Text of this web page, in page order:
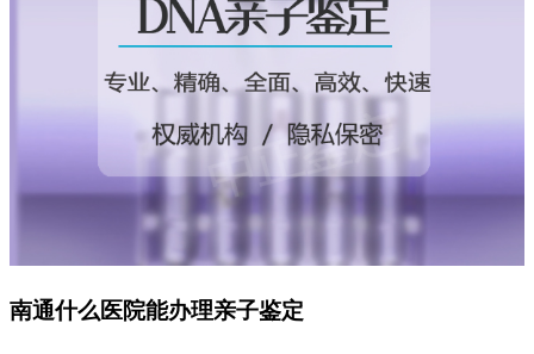
南通什么医院能办理亲子鉴定